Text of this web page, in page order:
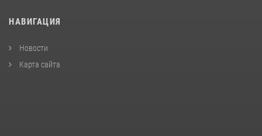
НАВИГАЦИЯ
Новости
Карта сайта